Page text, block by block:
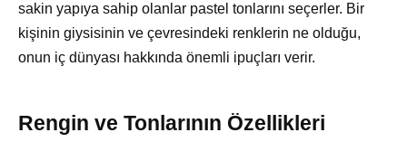
sakin yapıya sahip olanlar pastel tonlarını seçerler. Bir
kişinin giysisinin ve çevresindeki renklerin ne olduğu,
onun iç dünyası hakkında önemli ipuçları verir.
Rengin ve Tonlarının Özellikleri